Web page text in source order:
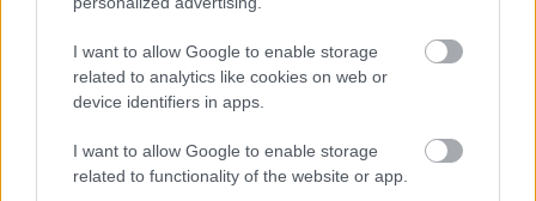
I want to allow Google to enable storage
related to analytics like cookies on web or
device identifiers in apps.
I want to allow Google to enable storage
related to functionality of the website or app.
HIRDETÉS
LEGOLVASOTTABB